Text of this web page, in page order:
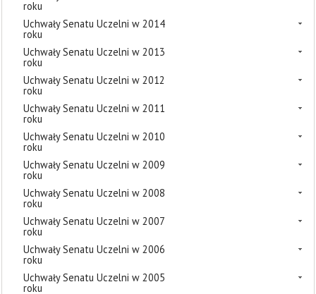
roku
Uchwały Senatu Uczelni w 2014
roku
Uchwały Senatu Uczelni w 2013
roku
Uchwały Senatu Uczelni w 2012
roku
Uchwały Senatu Uczelni w 2011
roku
Uchwały Senatu Uczelni w 2010
roku
Uchwały Senatu Uczelni w 2009
roku
Uchwały Senatu Uczelni w 2008
roku
Uchwały Senatu Uczelni w 2007
roku
Uchwały Senatu Uczelni w 2006
roku
Uchwały Senatu Uczelni w 2005
roku